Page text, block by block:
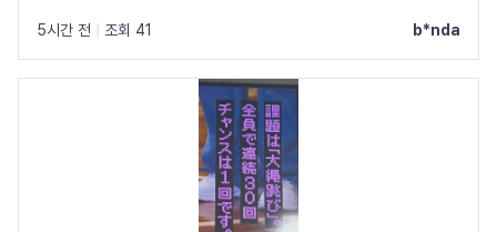
깝고 t가 유독 가로가 짧아서 예쁘더라구요
5시간 전 조회 41 b*nda